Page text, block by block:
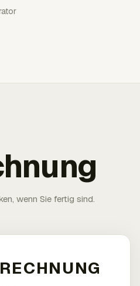
wenn Sie fertig sind.